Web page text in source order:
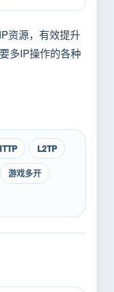
资源，有效提升
多IP操作的各种
L2TP
游戏多开